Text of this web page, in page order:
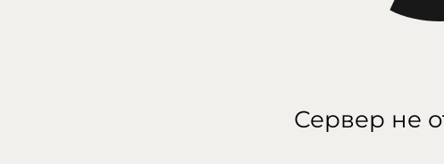
Сервер не